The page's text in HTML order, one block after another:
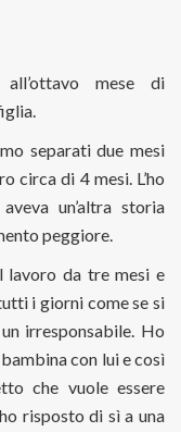
mese di
separati due mesi
circa di 4 mesi. L’ho
un’altra storia
peggiore.
lavoro da tre mesi e
i giorni come se si
irresponsabile. Ho
con lui e così
che vuole essere
risposto di sì a una